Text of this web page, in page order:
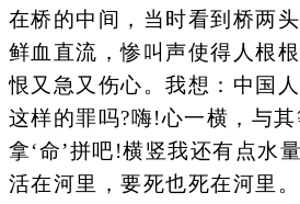
在桥的中间，当时看到桥两
鲜血直流，惨叫声使得人根
恨又急又伤心。我想：中国
这样的罪吗?嗨!心一横，与
拿‘命’拼吧!横竖我还有点水
活在河里，要死也死在河里